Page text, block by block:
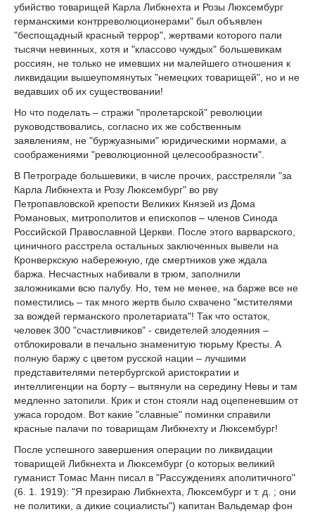
убийство товарищей Карла Либкнехта и Розы Люксембург
германскими контрреволюционерами" был объявлен
"беспощадный красный террор", жертвами которого пали
тысячи невинных, хотя и "классово чуждых" большевикам
россиян, не только не имевших ни малейшего отношения к
ликвидации вышеупомянутых "немецких товарищей", но и не
ведавших об их существовании!
Но что поделать – стражи "пролетарской" революции
руководствовались, согласно их же собственным
заявлениям, не "буржуазными" юридическими нормами, а
соображениями "революционной целесообразности".
В Петрограде большевики, в числе прочих, расстреляли "за
Карла Либкнехта и Розу Люксембург" во рву
Петропавловской крепости Великих Князей из Дома
Романовых, митрополитов и епископов – членов Синода
Российской Православной Церкви. После этого варварского,
циничного расстрела остальных заключенных вывели на
Кронверкскую набережную, где смертников уже ждала
баржа. Несчастных набивали в трюм, заполнили
заложниками всю палубу. Но, тем не менее, на барже все не
поместились – так много жертв было схвачено "мстителями
за вождей германского пролетариата"! Так что остаток,
человек 300 "счастливчиков" - свидетелей злодеяния –
отблокировали в печально знаменитую тюрьму Кресты. А
полную баржу с цветом русской нации – лучшими
представителями петербургской аристократии и
интеллигенции на борту – вытянули на середину Невы и там
медленно затопили. Крик и стон стояли над оцепеневшим от
ужаса городом. Вот какие "славные" поминки справили
красные палачи по товарищам Либкнехту и Люксембург!
После успешного завершения операции по ликвидации
товарищей Либкнехта и Люксембург (о которых великий
гуманист Томас Манн писал в "Рассуждениях аполитичного"
(6. 1. 1919): "Я презираю Либкнехта, Люксембург и т. д. ; они
не политики, а дикие социалисты") капитан Вальдемар фон